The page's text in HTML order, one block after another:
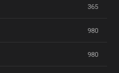
365
980
980